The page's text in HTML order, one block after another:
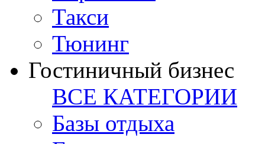
Такси
Тюнинг
Гостиничный бизнес
ВСЕ КАТЕГОРИИ
Базы отдыха